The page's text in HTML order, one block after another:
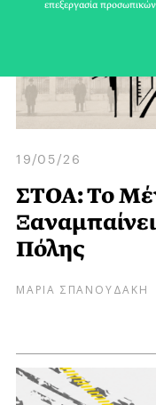
19/05/26
ΣΤΟΑ: Το
Πόλης
ΜΑΡΙΑ ΣΠΑΝΟΥΔΑΚΗ
επεξεργασία